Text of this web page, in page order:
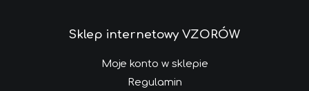
Sklep internetowy VZORÓW
Moje konto w sklepie
Regulamin